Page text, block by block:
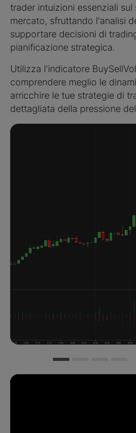
trader intuizioni essenziali sul
mercato, sfruttando l'analisi
supportare decisioni di
pianificazione strategica.
Utilizza l'indicatore
comprendere meglio le
arricchire le tue strategie di
dettagliata della pressione